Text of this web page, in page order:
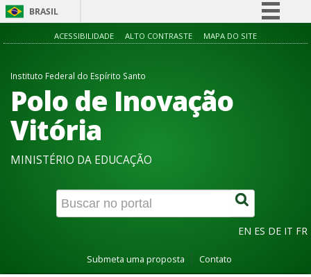
BRASIL
Simplifique!
Acesso à informação
ACESSIBILIDADE ALTO CONTRASTE MAPA DO SITE
Instituto Federal do Espírito Santo
Polo de Inovação
Vitória
MINISTÉRIO DA EDUCAÇÃO
EN ES DE IT FR
Submeta uma proposta Contato